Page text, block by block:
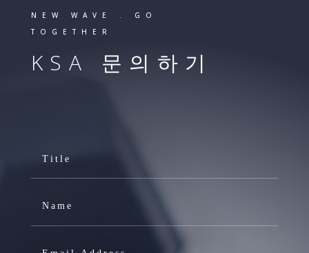
NEW WAVE . GO
TOGETHER
KSA 문의하기